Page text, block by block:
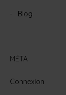
Blog
MÉTA
Connexion